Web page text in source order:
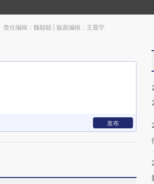
责任编辑：魏聪聪 | 版面编辑：王晨宇
发布